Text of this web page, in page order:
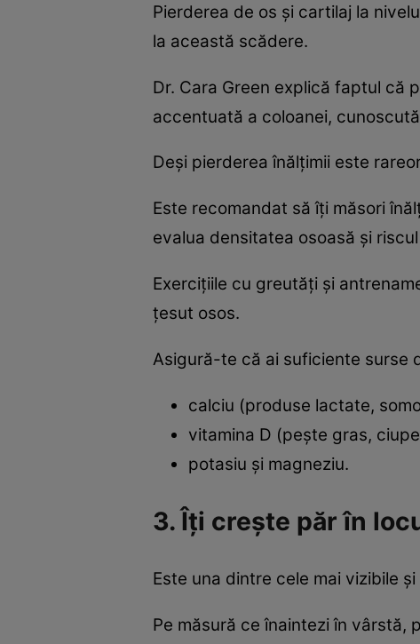
Pierderea de os și cartilaj la
la această scădere.
Dr. Cara Green explică faptul că
accentuată a coloanei,
Deși pierderea înălțimii este
Este recomandat să îți măsori
evalua densitatea osoasă și
Exercițiile cu greutăți și
țesut osos.
Asigură-te că ai suficiente surse
calciu (produse lactate,
vitamina D (pește gras,
potasiu și magneziu.
3. Îți crește păr în
Este una dintre cele mai vizibile
Pe măsură ce înaintezi în vârstă,